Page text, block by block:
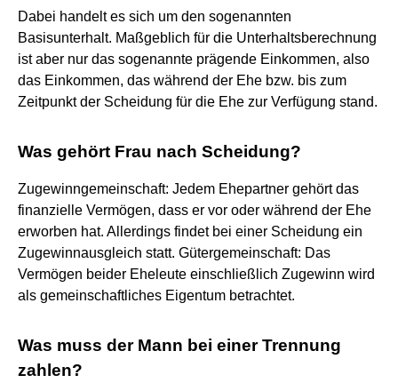
Dabei handelt es sich um den sogenannten
Basisunterhalt. Maßgeblich für die Unterhaltsberechnung
ist aber nur das sogenannte prägende Einkommen, also
das Einkommen, das während der Ehe bzw. bis zum
Zeitpunkt der Scheidung für die Ehe zur Verfügung stand.
Was gehört Frau nach Scheidung?
Zugewinngemeinschaft: Jedem Ehepartner gehört das
finanzielle Vermögen, dass er vor oder während der Ehe
erworben hat. Allerdings findet bei einer Scheidung ein
Zugewinnausgleich statt. Gütergemeinschaft: Das
Vermögen beider Eheleute einschließlich Zugewinn wird
als gemeinschaftliches Eigentum betrachtet.
Was muss der Mann bei einer Trennung
zahlen?